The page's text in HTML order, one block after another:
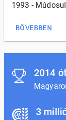
1993 -
BŐVEBBEN
2014
3